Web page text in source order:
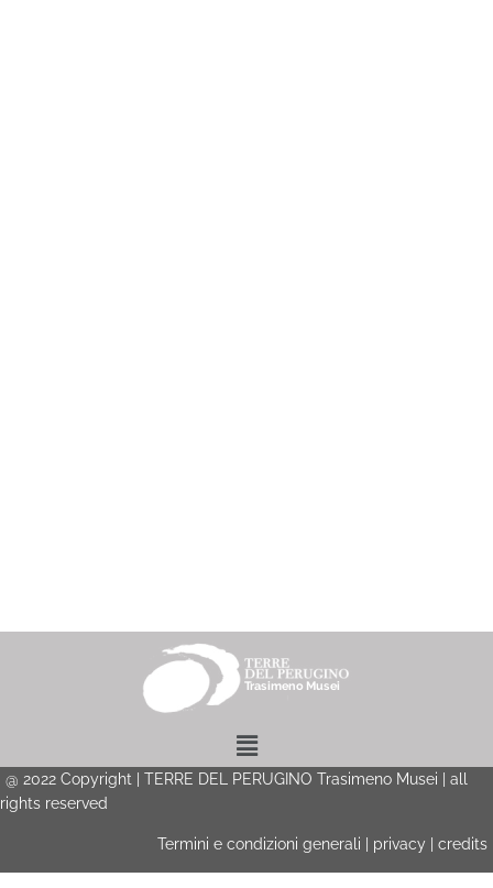
Menu
@ 2022 Copyright | TERRE DEL PERUGINO Trasimeno Musei | all
rights reserved
Termini e condizioni generali privacy credits